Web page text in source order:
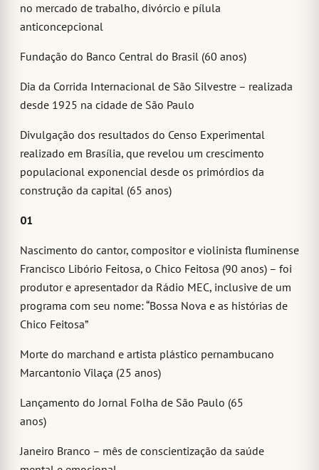
no mercado de trabalho, divórcio e pílula
anticoncepcional
Fundação do Banco Central do Brasil (60 anos)
Dia da Corrida Internacional de São Silvestre – realizada
desde 1925 na cidade de São Paulo
Divulgação dos resultados do Censo Experimental
realizado em Brasília, que revelou um crescimento
populacional exponencial desde os primórdios da
construção da capital (65 anos)
01
Nascimento do cantor, compositor e violinista fluminense
Francisco Libório Feitosa, o Chico Feitosa (90 anos) – foi
produtor e apresentador da Rádio MEC, inclusive de um
programa com seu nome: “Bossa Nova e as histórias de
Chico Feitosa”
Morte do marchand e artista plástico pernambucano
Marcantonio Vilaça (25 anos)
Lançamento do Jornal Folha de São Paulo (65
anos)
Janeiro Branco – mês de conscientização da saúde